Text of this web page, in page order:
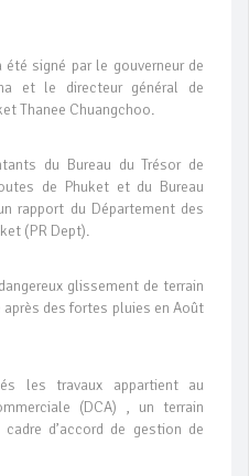
signé par le gouverneur de
et le directeur général de
Thanee Chuangchoo.
du Bureau du Trésor de
de Phuket et du Bureau
rapport du Département des
(PR Dept).
glissement de terrain
des fortes pluies en Août
les travaux appartient au
(DCA) , un terrain
d’accord de gestion de